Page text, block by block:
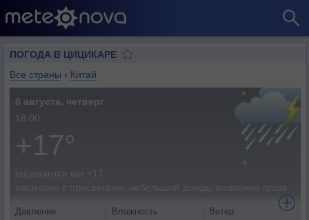
ПОГОДА В ЦИЦИКАРЕ
Все страны › Китай
6 августа, четверг
18:00
+17°
Давление Влажность Ветер